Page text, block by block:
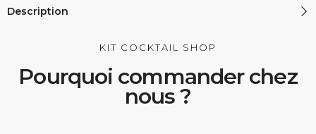
Description
KIT COCKTAIL SHOP
Pourquoi commander chez
nous ?